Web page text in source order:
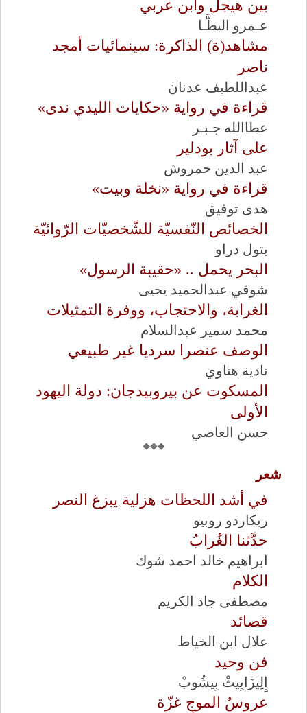
بين هيجل وابن عربي
عـمرو البطَّـا
مشاهد(ة) الذاكرة: سينمائيات أمجد
ناصر
عبداللطيف عدنان
قراءة في رواية «حكايات الليدي ندى»
عطاالله جـبـر
على آثار بودلير
عبد الدين حمروش
قراءة في رواية «نخلة وبيت»
هدى توفيق
الخصائص النّفسيّة للشّخصيّات الرّوائيّة
بتول دراو
البحر يحمل .. «حقيبة الرسول»
شوقي عبدالحميد يحيى
الغرابة، والاحتجاب، ووفرة التمثيلات
محمد سمير عبدالسلام
الوصف عنصرا سرديا غير طبيعي
نادية هناوي
المسكوت عن بيروبيدجان: دولة اليهود
الأولى
حسن العاصي
شعر
في أشد اللحظات هزلية يبزغ النصر
ريكاردو روبيو
حدَّثنا الغُرابُ
ابراهيم خالد احمد شوك
الكلام
مصطفى جاد الكريم
قصائد
علال ابن الخياط
فن وحيد
إِلِيزَابِيثْ بِيشُوبْ
عروسُ الموجِ غزّة